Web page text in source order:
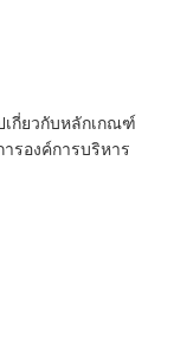
เกี่ยวกับหลักเกณฑ์
รองค์การบริหาร